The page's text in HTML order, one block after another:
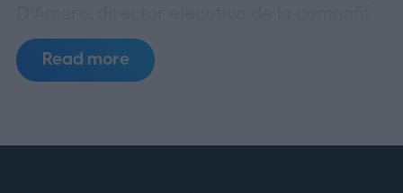
durante una llamada con inversores en la
que se analizaron los resultados
Read more